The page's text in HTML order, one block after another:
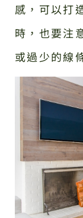
感，可以打
時，也要注
或過少的線